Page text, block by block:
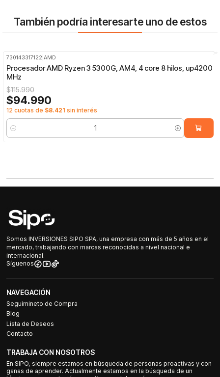
También podría interesarte uno de estos
730143317122 |AMD
Procesador AMD Ryzen 3 5300G, AM4, 4 core 8 hilos, up4200
MHz
$115.990
$94.990
12 cuotas de $8.421 sin interés
Cantidad
Somos INVERSIONES SIPO SPA, una empresa con más de 5 años en el
mercado, trabajando con marcas reconocidas a nivel nacional e
internacional.
Síguenos
NAVEGACIÓN
Seguimineto de Compra
Blog
Lista de Deseos
Contacto
TRABAJA CON NOSOTROS
En SIPO, siempre estamos en búsqueda de personas proactivas y con
ganas de aprender. Actualmente estamos en la búsqueda de un